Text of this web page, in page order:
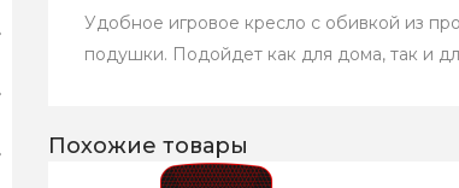
Удобное игровое кресло с обивкой из
подушки. Подойдет как для дома, так и
Похожие товары